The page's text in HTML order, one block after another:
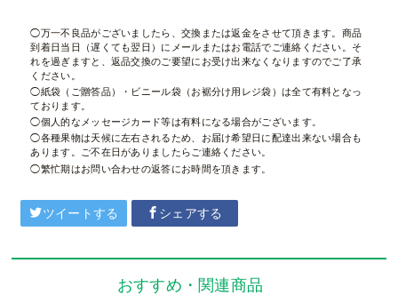
万一不良品がございましたら、交換または返金をさせて頂きます。商品
到着日当日（遅くても翌日）にメールまたはお電話でご連絡ください。そ
れを過ぎますと、返品交換のご要望にお受け出来なくなりますのでご了承
ください。
紙袋（ご贈答品）・ビニール袋（お裾分け用レジ袋）は全て有料となっ
ております。
個人的なメッセージカード等は有料になる場合がございます。
各種果物は天候に左右されるため、お届け希望日に配達出来ない場合も
あります。ご不在日がありましたらご連絡ください。
繁忙期はお問い合わせの返答にお時間を頂きます。
ツイートする シェアする
おすすめ・関連商品